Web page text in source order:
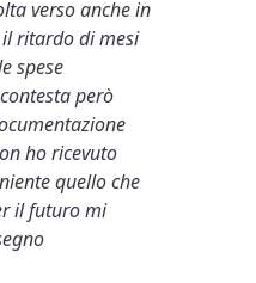
verso anche in
ritardo di mesi
spese
però
ho ricevuto
quello che
il futuro mi